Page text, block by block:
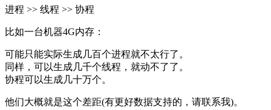
进程 >> 线程 >> 协程
比如一台机器4G内存：
可能只能实际生成几百个进程就不太行了。
同样，可以生成几千个线程，就动不了了。
协程可以生成几十万个。
他们大概就是这个差距(有更好数据支持的，请联系我)。